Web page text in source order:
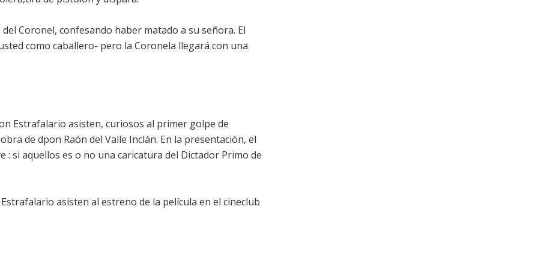
Coronel, confesando haber matado a su señora. El
como caballero- pero la Coronela llegará con una
Estrafalario asisten, curiosos al primer golpe de
de dpon Raón del Valle Inclán. En la presentación, el
si aquellos es o no una caricatura del Dictador Primo de
asisten al estreno de la película en el cineclub